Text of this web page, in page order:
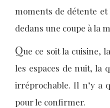
moments de détente et
dedans une coupe à la
Que ce soit la cuisine,
les espaces de nuit, la
irréprochable. Il n’y a
pour le confirmer.